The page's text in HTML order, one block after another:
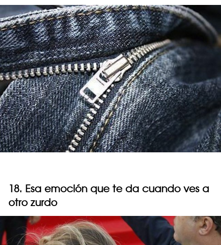
18. Esa emoción que te da cuando ves a
otro zurdo